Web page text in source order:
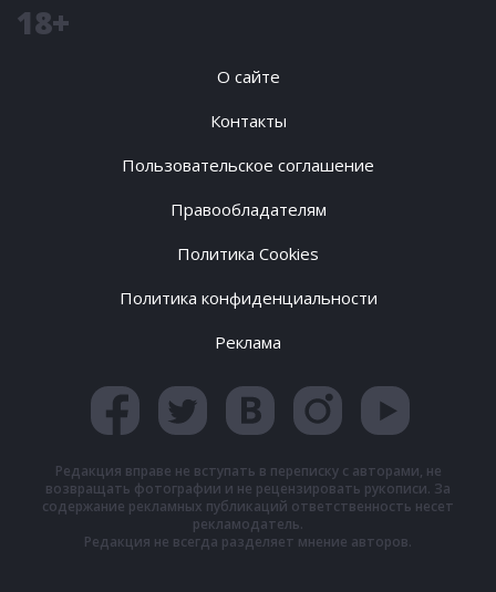
18+
О сайте
Контакты
Пользовательское соглашение
Правообладателям
Политика Cookies
Политика конфиденциальности
Реклама
Редакция вправе не вступать в переписку с авторами, не
возвращать фотографии и не рецензировать рукописи. За
содержание рекламных публикаций ответственность несет
рекламодатель.
Редакция не всегда разделяет мнение авторов.